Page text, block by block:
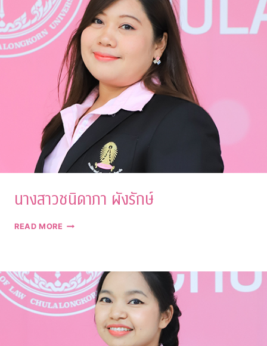
พรหม
เมือง
นางสาวชนิดาภา ผังรักษ์
READ MORE นาง
ผัง
รักษ์